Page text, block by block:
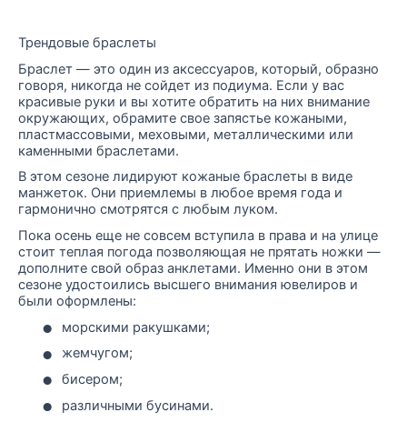
Трендовые браслеты
Браслет — это один из аксессуаров, который, образно
говоря, никогда не сойдет из подиума. Если у вас
красивые руки и вы хотите обратить на них внимание
окружающих, обрамите свое запястье кожаными,
пластмассовыми, меховыми, металлическими или
каменными браслетами.
В этом сезоне лидируют кожаные браслеты в виде
манжеток. Они приемлемы в любое время года и
гармонично смотрятся с любым луком.
Пока осень еще не совсем вступила в права и на улице
стоит теплая погода позволяющая не прятать ножки —
дополните свой образ анклетами. Именно они в этом
сезоне удостоились высшего внимания ювелиров и
были оформлены:
• морскими ракушками;
• жемчугом;
• бисером;
• различными бусинами.